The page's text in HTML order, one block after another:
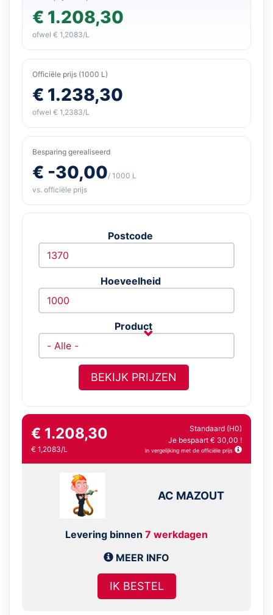
€ 1.208,30
ofwel € 1,2083/L
Officiële prijs (1000 L)
€ 1.238,30
ofwel € 1,2383/L
Besparing gerealiseerd
€ -30,00/ 1000 L
vs. officiële prijs
Postcode
Hoeveelheid
Product
BEKIJK PRIJZEN
€ 1.208,30
€ 1,2083/L
Standaard (H0)
Je bespaart € 30,00 !
in vergelijking met de officiële prijs
AC MAZOUT
Levering binnen 7 werkdagen
MEER INFO
IK BESTEL